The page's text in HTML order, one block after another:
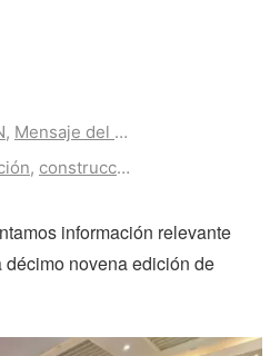
, Mensaje del Presidente
, construcción
información relevante
novena edición de